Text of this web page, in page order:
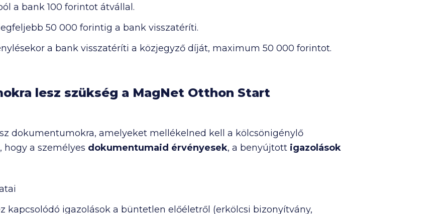
a bank 100 forintot átvállal.
50 000 forintig a bank visszatéríti.
a bank visszatéríti a közjegyző díját, maximum 50 000 forintot.
lesz szükség a MagNet Otthon Start
dokumentumokra, amelyeket mellékelned kell a kölcsönigénylő
hogy a személyes dokumentumaid érvényesek, a benyújtott igazolások
kapcsolódó igazolások a büntetlen előéletről (erkölcsi bizonyítvány,